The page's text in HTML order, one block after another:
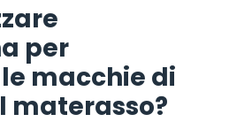
per
macchie di
materasso?